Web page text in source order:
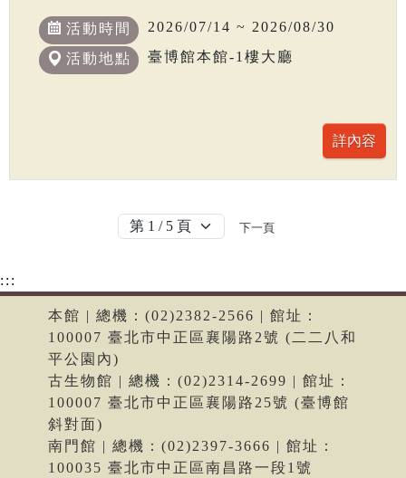
活動時間 2026/07/14 ~ 2026/08/30
活動地點 臺博館本館-1樓大廳
下一頁
:::
本館 | 總機：(02)2382-2566 | 館址：
100007 臺北市中正區襄陽路2號 (二二八和
平公園內)
古生物館 | 總機：(02)2314-2699 | 館址：
100007 臺北市中正區襄陽路25號 (臺博館
斜對面)
南門館 | 總機：(02)2397-3666 | 館址：
100035 臺北市中正區南昌路一段1號